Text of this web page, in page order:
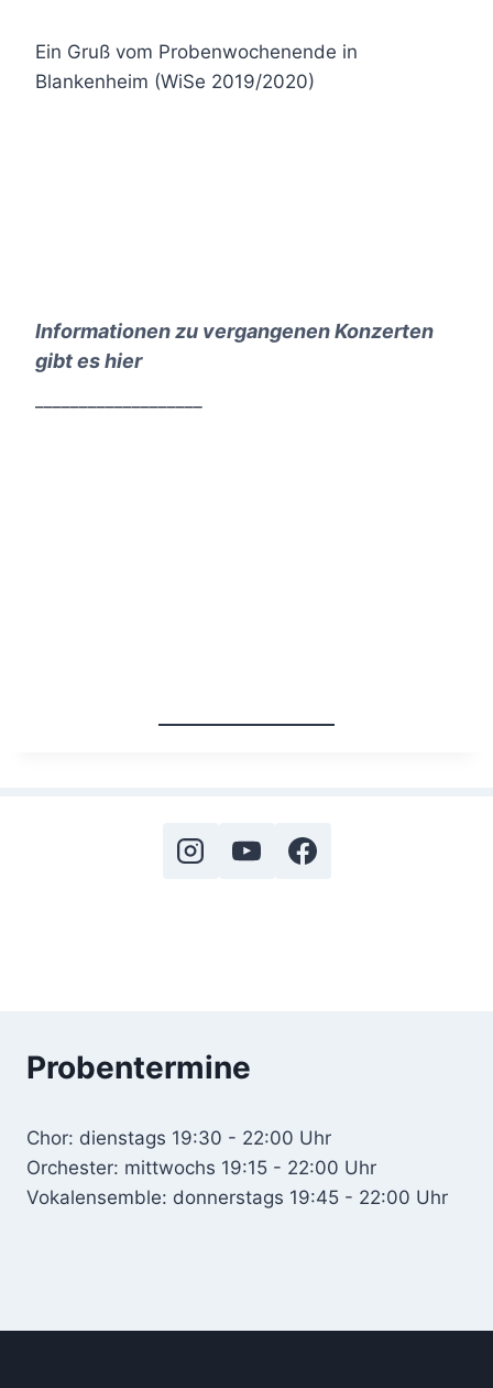
Ein Gruß vom Probenwochenende in
Blankenheim (WiSe 2019/2020)
Informationen zu vergangenen Konzerten
gibt eshier
Probentermine
Chor: dienstags 19:30 - 22:00 Uhr
Orchester: mittwochs 19:15 - 22:00 Uhr
Vokalensemble: donnerstags 19:45 - 22:00 Uhr